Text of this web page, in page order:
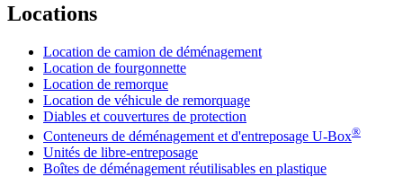
Locations
Location de camion de déménagement
Location de fourgonnette
Location de remorque
Location de véhicule de remorquage
Diables et couvertures de protection
Conteneurs de déménagement et d'entreposage U-Box®
Unités de libre-entreposage
Boîtes de déménagement réutilisables en plastique